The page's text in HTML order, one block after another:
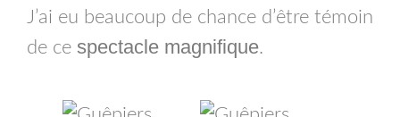
J’ai eu beaucoup de chance d’être témoin
de ce spectacle magnifique.